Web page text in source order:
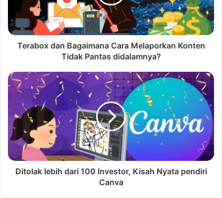
Terabox dan Bagaimana Cara Melaporkan Konten
Tidak Pantas didalamnya?
Ditolak lebih dari 100 Investor, Kisah Nyata pendiri
Canva